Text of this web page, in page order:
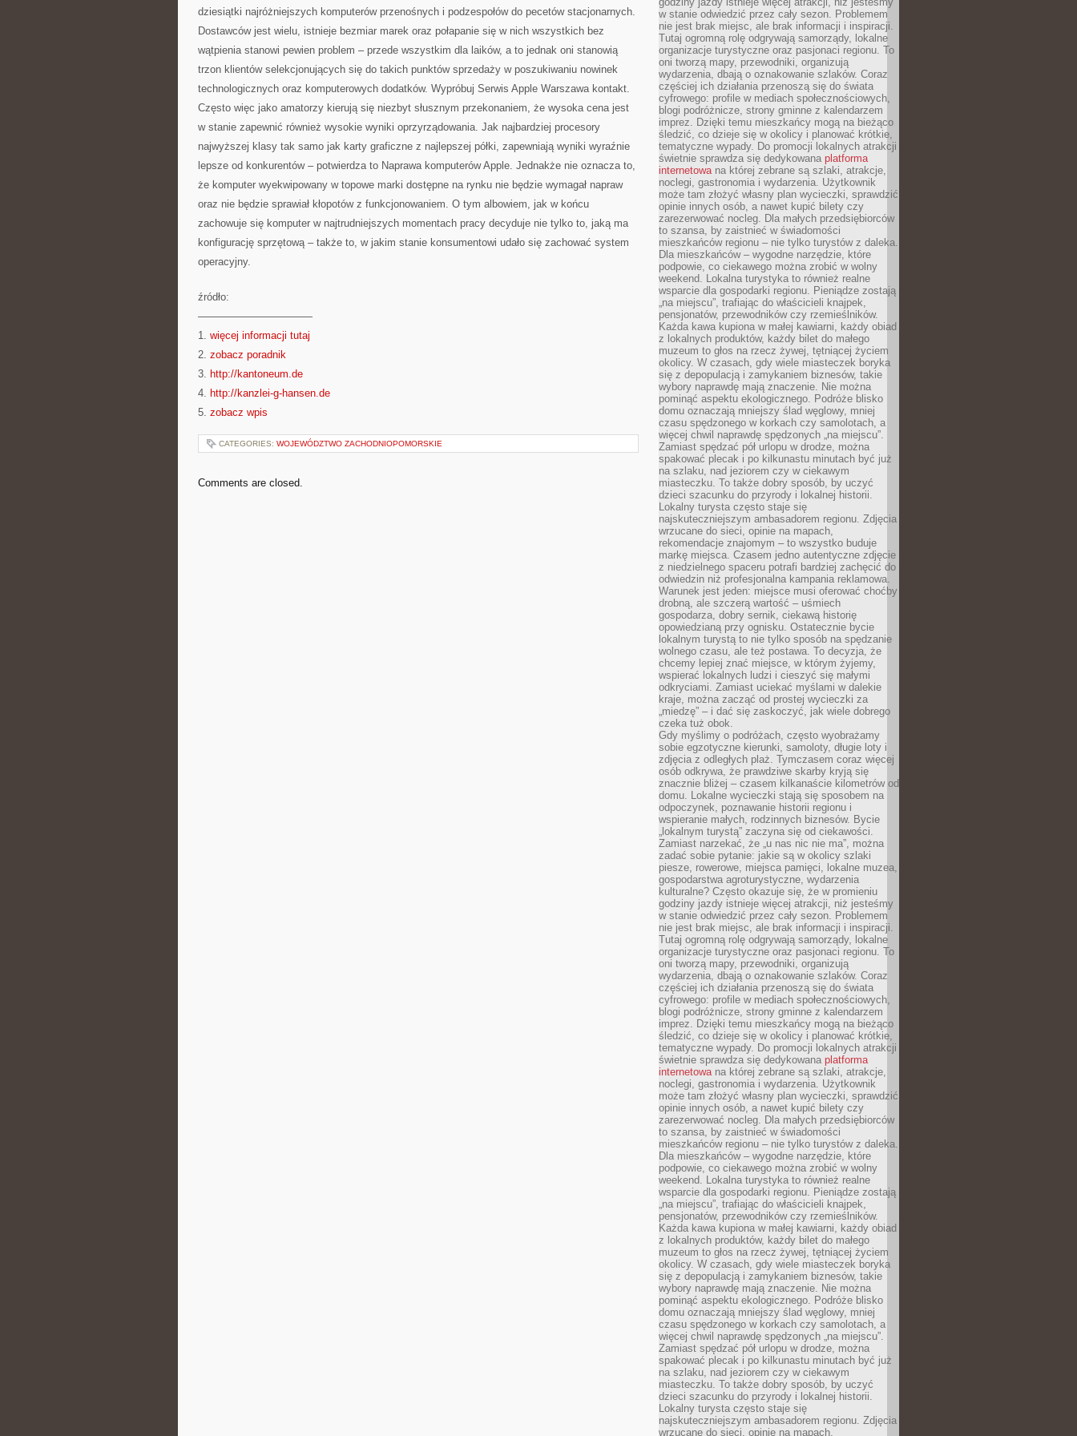
dziesiątki najróżniejszych komputerów przenośnych i podzespołów do pecetów stacjonarnych.
Dostawców jest wielu, istnieje bezmiar marek oraz połapanie się w nich wszystkich bez
wątpienia stanowi pewien problem – przede wszystkim dla laików, a to jednak oni stanowią
trzon klientów selekcjonujących się do takich punktów sprzedaży w poszukiwaniu nowinek
technologicznych oraz komputerowych dodatków. Wypróbuj Serwis Apple Warszawa kontakt.
Często więc jako amatorzy kierują się niezbyt słusznym przekonaniem, że wysoka cena jest
w stanie zapewnić również wysokie wyniki oprzyrządowania. Jak najbardziej procesory
najwyższej klasy tak samo jak karty graficzne z najlepszej półki, zapewniają wyniki wyraźnie
lepsze od konkurentów – potwierdza to Naprawa komputerów Apple. Jednakże nie oznacza to,
że komputer wyekwipowany w topowe marki dostępne na rynku nie będzie wymagał napraw
oraz nie będzie sprawiał kłopotów z funkcjonowaniem. O tym albowiem, jak w końcu
zachowuje się komputer w najtrudniejszych momentach pracy decyduje nie tylko to, jaką ma
konfigurację sprzętową – także to, w jakim stanie konsumentowi udało się zachować system
operacyjny.
źródło:
———————————
1. więcej informacji tutaj
2. zobacz poradnik
3. http://kantoneum.de
4. http://kanzlei-g-hansen.de
5. zobacz wpis
CATEGORIES: WOJEWÓDZTWO ZACHODNIOPOMORSKIE
Comments are closed.
w stanie odwiedzić przez cały sezon. Problemem
nie jest brak miejsc, ale brak informacji i inspiracji.
Tutaj ogromną rolę odgrywają samorządy, lokalne
organizacje turystyczne oraz pasjonaci regionu. To
oni tworzą mapy, przewodniki, organizują
wydarzenia, dbają o oznakowanie szlaków. Coraz
częściej ich działania przenoszą się do świata
cyfrowego: profile w mediach społecznościowych,
blogi podróżnicze, strony gminne z kalendarzem
imprez. Dzięki temu mieszkańcy mogą na bieżąco
śledzić, co dzieje się w okolicy i planować krótkie,
tematyczne wypady. Do promocji lokalnych atrakcji
świetnie sprawdza się dedykowana platforma
internetowana której zebrane są szlaki, atrakcje,
noclegi, gastronomia i wydarzenia. Użytkownik
może tam złożyć własny plan wycieczki, sprawdzić
opinie innych osób, a nawet kupić bilety czy
zarezerwować nocleg. Dla małych przedsiębiorców
to szansa, by zaistnieć w świadomości
mieszkańców regionu – nie tylko turystów z daleka.
Dla mieszkańców – wygodne narzędzie, które
podpowie, co ciekawego można zrobić w wolny
weekend. Lokalna turystyka to również realne
wsparcie dla gospodarki regionu. Pieniądze zostają
„na miejscu”, trafiając do właścicieli knajpek,
pensjonatów, przewodników czy rzemieślników.
Każda kawa kupiona w małej kawiarni, każdy obiad
z lokalnych produktów, każdy bilet do małego
muzeum to głos na rzecz żywej, tętniącej życiem
okolicy. W czasach, gdy wiele miasteczek boryka
się z depopulacją i zamykaniem biznesów, takie
wybory naprawdę mają znaczenie. Nie można
pominąć aspektu ekologicznego. Podróże blisko
domu oznaczają mniejszy ślad węglowy, mniej
czasu spędzonego w korkach czy samolotach, a
więcej chwil naprawdę spędzonych „na miejscu”.
Zamiast spędzać pół urlopu w drodze, można
spakować plecak i po kilkunastu minutach być już
na szlaku, nad jeziorem czy w ciekawym
miasteczku. To także dobry sposób, by uczyć
dzieci szacunku do przyrody i lokalnej historii.
Lokalny turysta często staje się
najskuteczniejszym ambasadorem regionu. Zdjęcia
wrzucane do sieci, opinie na mapach,
rekomendacje znajomym – to wszystko buduje
markę miejsca. Czasem jedno autentyczne zdjęcie
z niedzielnego spaceru potrafi bardziej zachęcić do
odwiedzin niż profesjonalna kampania reklamowa.
Warunek jest jeden: miejsce musi oferować choćby
drobną, ale szczerą wartość – uśmiech
gospodarza, dobry sernik, ciekawą historię
opowiedzianą przy ognisku. Ostatecznie bycie
lokalnym turystą to nie tylko sposób na spędzanie
wolnego czasu, ale też postawa. To decyzja, że
chcemy lepiej znać miejsce, w którym żyjemy,
wspierać lokalnych ludzi i cieszyć się małymi
odkryciami. Zamiast uciekać myślami w dalekie
kraje, można zacząć od prostej wycieczki za
„miedzę” – i dać się zaskoczyć, jak wiele dobrego
czeka tuż obok.
Gdy myślimy o podróżach, często wyobrażamy
sobie egzotyczne kierunki, samoloty, długie loty i
zdjęcia z odległych plaż. Tymczasem coraz więcej
osób odkrywa, że prawdziwe skarby kryją się
znacznie bliżej – czasem kilkanaście kilometrów od
domu. Lokalne wycieczki stają się sposobem na
odpoczynek, poznawanie historii regionu i
wspieranie małych, rodzinnych biznesów. Bycie
„lokalnym turystą” zaczyna się od ciekawości.
Zamiast narzekać, że „u nas nic nie ma”, można
zadać sobie pytanie: jakie są w okolicy szlaki
piesze, rowerowe, miejsca pamięci, lokalne muzea,
gospodarstwa agroturystyczne, wydarzenia
kulturalne? Często okazuje się, że w promieniu
godziny jazdy istnieje więcej atrakcji, niż jesteśmy
w stanie odwiedzić przez cały sezon. Problemem
nie jest brak miejsc, ale brak informacji i inspiracji.
Tutaj ogromną rolę odgrywają samorządy, lokalne
organizacje turystyczne oraz pasjonaci regionu. To
oni tworzą mapy, przewodniki, organizują
wydarzenia, dbają o oznakowanie szlaków. Coraz
częściej ich działania przenoszą się do świata
cyfrowego: profile w mediach społecznościowych,
blogi podróżnicze, strony gminne z kalendarzem
imprez. Dzięki temu mieszkańcy mogą na bieżąco
śledzić, co dzieje się w okolicy i planować krótkie,
tematyczne wypady. Do promocji lokalnych atrakcji
świetnie sprawdza się dedykowana platforma
internetowana której zebrane są szlaki, atrakcje,
noclegi, gastronomia i wydarzenia. Użytkownik
może tam złożyć własny plan wycieczki, sprawdzić
opinie innych osób, a nawet kupić bilety czy
zarezerwować nocleg. Dla małych przedsiębiorców
to szansa, by zaistnieć w świadomości
mieszkańców regionu – nie tylko turystów z daleka.
Dla mieszkańców – wygodne narzędzie, które
podpowie, co ciekawego można zrobić w wolny
weekend. Lokalna turystyka to również realne
wsparcie dla gospodarki regionu. Pieniądze zostają
„na miejscu”, trafiając do właścicieli knajpek,
pensjonatów, przewodników czy rzemieślników.
Każda kawa kupiona w małej kawiarni, każdy obiad
z lokalnych produktów, każdy bilet do małego
muzeum to głos na rzecz żywej, tętniącej życiem
okolicy. W czasach, gdy wiele miasteczek boryka
się z depopulacją i zamykaniem biznesów, takie
wybory naprawdę mają znaczenie. Nie można
pominąć aspektu ekologicznego. Podróże blisko
domu oznaczają mniejszy ślad węglowy, mniej
czasu spędzonego w korkach czy samolotach, a
więcej chwil naprawdę spędzonych „na miejscu”.
Zamiast spędzać pół urlopu w drodze, można
spakować plecak i po kilkunastu minutach być już
na szlaku, nad jeziorem czy w ciekawym
miasteczku. To także dobry sposób, by uczyć
dzieci szacunku do przyrody i lokalnej historii.
Lokalny turysta często staje się
najskuteczniejszym ambasadorem regionu. Zdjęcia
wrzucane do sieci, opinie na mapach,